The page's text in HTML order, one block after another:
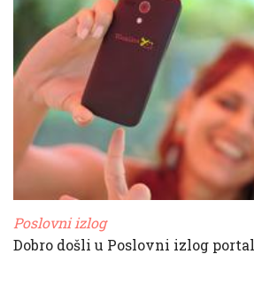
Poslovni izlog
Dobro došli u Poslovni izlog